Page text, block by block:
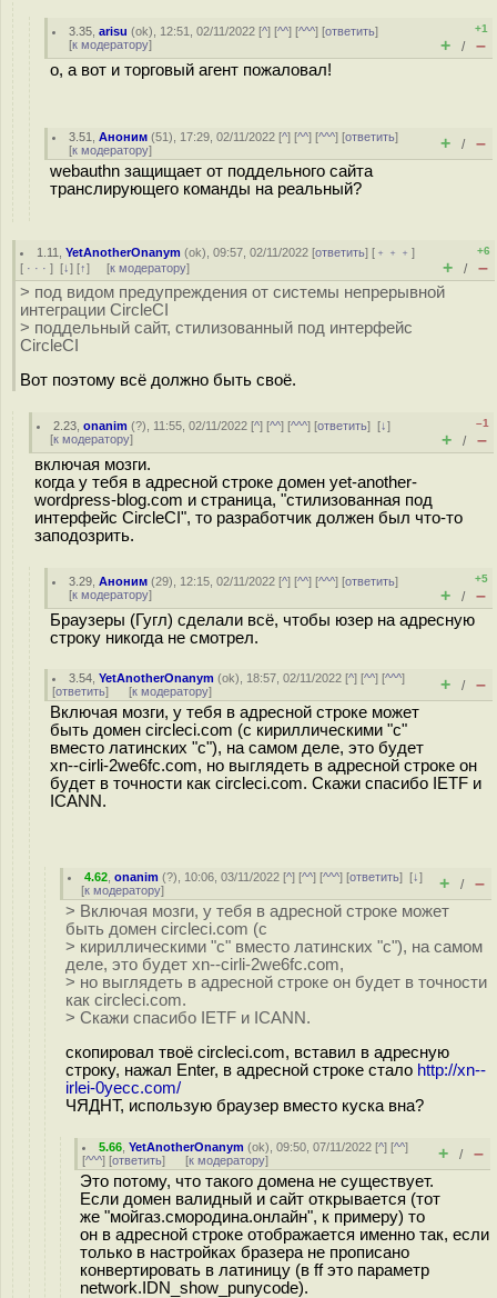
3.35 ,arisu (ok), 12:51, 02/11/2022 [^] [^^] [^^^] [ответить]
[к модератору]
+1
+ / –
о, а вот и торговый агент пожаловал!
3.51 ,Аноним (51), 17:29, 02/11/2022 [^] [^^] [^^^] [ответить]
[к модератору] + / –
webauthn защищает от поддельного сайта
транслирующего команды на реальный?
1.11 ,YetAnotherOnanym (ok), 09:57, 02/11/2022 [ответить] [ ﹢﹢﹢]
[ · · · ] [↓] [↑] [к модератору]
+6
+ / –
> под видом предупреждения от системы непрерывной
интеграции CircleCI
> поддельный сайт, стилизованный под интерфейс
CircleCI
Вот поэтому всё должно быть своё.
2.23 ,onanim (?), 11:55, 02/11/2022 [^] [^^] [^^^] [ответить][↓]
[к модератору]
–1
+ / –
включая мозги.
когда у тебя в адресной строке домен yet-another-
wordpress-blog.com и страница, "стилизованная под
интерфейс CircleCI", то разработчик должен был что-то
заподозрить.
3.29 ,Аноним (29), 12:15, 02/11/2022 [^] [^^] [^^^] [ответить]
[к модератору]
+5
+ / –
Браузеры (Гугл) сделали всё, чтобы юзер на адресную
строку никогда не смотрел.
3.54 ,YetAnotherOnanym (ok), 18:57, 02/11/2022 [^] [^^] [^^^]
[ответить] [к модератору] + / –
Включая мозги, у тебя в адресной строке может
быть домен сirсleсi.com (с кириллическими "с"
вместо латинских "c"), на самом деле, это будет
xn--cirli-2we6fc.com, но выглядеть в адресной строке он
будет в точности как сirсleсi.com. Скажи спасибо IETF и
ICANN.
4.62 ,onanim (?), 10:06, 03/11/2022 [^] [^^] [^^^] [ответить][↓]
[к модератору] + / –
> Включая мозги, у тебя в адресной строке может
быть домен сirсleсi.com (с
> кириллическими "с" вместо латинских "c"), на самом
деле, это будет xn--cirli-2we6fc.com,
> но выглядеть в адресной строке он будет в точности
как сirсleсi.com.
> Скажи спасибо IETF и ICANN.
скопировал твоё сirсleсi.com, вставил в адресную
строку, нажал Enter, в адресной строке стало http://xn--
irlei-0yecc.com/
ЧЯДНТ, использую браузер вместо куска вна?
5.66 ,YetAnotherOnanym (ok), 09:50, 07/11/2022 [^] [^^]
[^^^] [ответить] [к модератору] + / –
Это потому, что такого домена не существует.
Если домен валидный и сайт открывается (тот
же "мойгаз.смородина.онлайн", к примеру) то
он в адресной строке отображается именно так, если
только в настройках бразера не прописано
конвертировать в латиницу (в ff это параметр
network.IDN_show_punycode).